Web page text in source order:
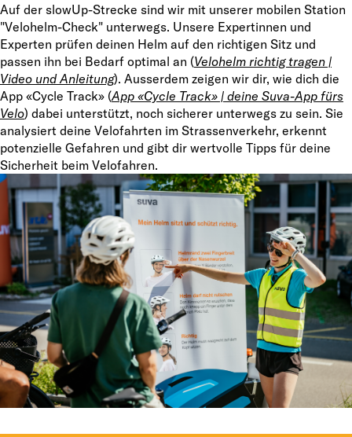
Auf der slowUp-Strecke sind wir mit unserer mobilen Station
"Velohelm-Check" unterwegs. Unsere Expertinnen und
Experten prüfen deinen Helm auf den richtigen Sitz und
passen ihn bei Bedarf optimal an (Velohelm richtig tragen |
Video und Anleitung). Ausserdem zeigen wir dir, wie dich die
App «Cycle Track» (App «Cycle Track» | deine Suva-App fürs
Velo) dabei unterstützt, noch sicherer unterwegs zu sein. Sie
analysiert deine Velofahrten im Strassenverkehr, erkennt
potenzielle Gefahren und gibt dir wertvolle Tipps für deine
Sicherheit beim Velofahren.